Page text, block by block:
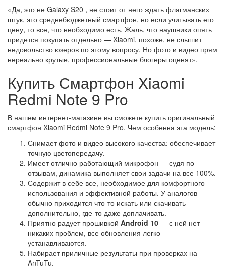
«Да, это не Galaxy S20 , не стоит от него ждать флагманских
штук, это среднебюджетный смартфон, но если учитывать его
цену, то все, что необходимо есть. Жаль, что наушники опять
придется покупать отдельно — Xiaomi, похоже, не слышит
недовольство юзеров по этому вопросу. Но фото и видео прям
нереально крутые, профессиональные блогеры оценят».
Купить Смартфон Xiaomi
Redmi Note 9 Pro
В нашем интернет-магазине вы сможете купить оригинальный
смартфон Xiaomi Redmi Note 9 Pro. Чем особенна эта модель:
Снимает фото и видео высокого качества: обеспечивает
точную цветопередачу.
Имеет отлично работающий микрофон — судя по
отзывам, динамика выполняет свои задачи на все 100%.
Содержит в себе все, необходимое для комфортного
использования и эффективной работы. У аналогов
обычно приходится что-то искать или скачивать
дополнительно, где-то даже доплачивать.
Приятно радует прошивкой Android 10 — с ней нет
никаких проблем, все обновления легко
устанавливаются.
Набирает приличные результаты при проверках на
AnTuTu.